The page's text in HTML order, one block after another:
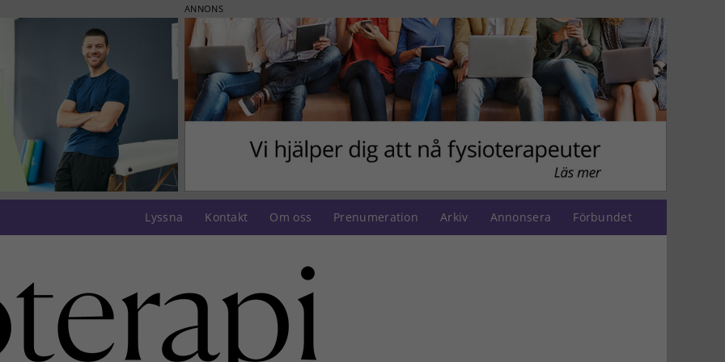
ANNONS
Lyssna Kontakt Om oss Prenumeration Arkiv Annonsera Förbundet